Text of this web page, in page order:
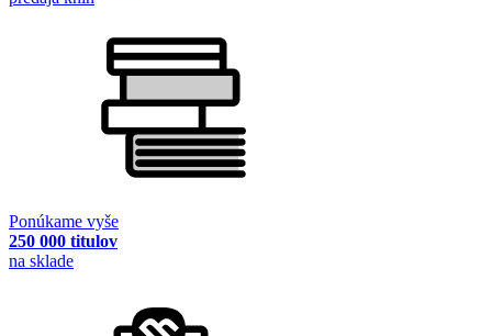
Ponúkame vyše
250 000 titulov
na sklade